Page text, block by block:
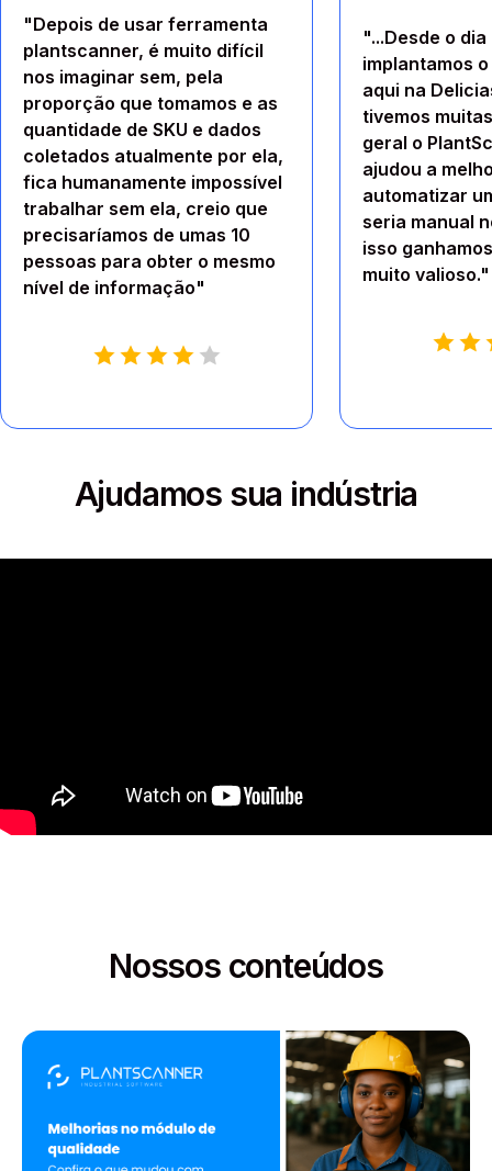
"Depois de usar ferramenta
plantscanner, é muito difícil
nos imaginar sem, pela
proporção que tomamos e as
quantidade de SKU e dados
coletados atualmente por ela,
fica humanamente impossível
trabalhar sem ela, creio que
precisaríamos de umas 10
pessoas para obter o mesmo
nível de informação"
"...Desde o dia
implantamos
aqui na
tivemos
geral o
ajudou a
automatizar
seria manual
isso
muito valioso."
Ajudamos sua indústria
Nossos conteúdos